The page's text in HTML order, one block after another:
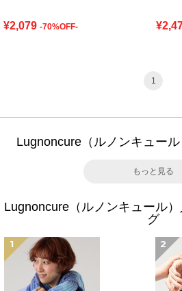
¥2,079 -70%OFF-
1
Lugnoncure（ルノンキュー
もっと見る
Lugnoncure（ルノンキュール
グ
1 2